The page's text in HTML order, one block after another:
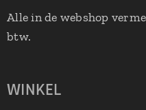
Alle in de webshop
btw.
WINKEL